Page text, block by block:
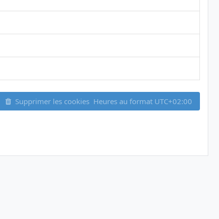
Supprimer les cookies Heures au format UTC+02:00